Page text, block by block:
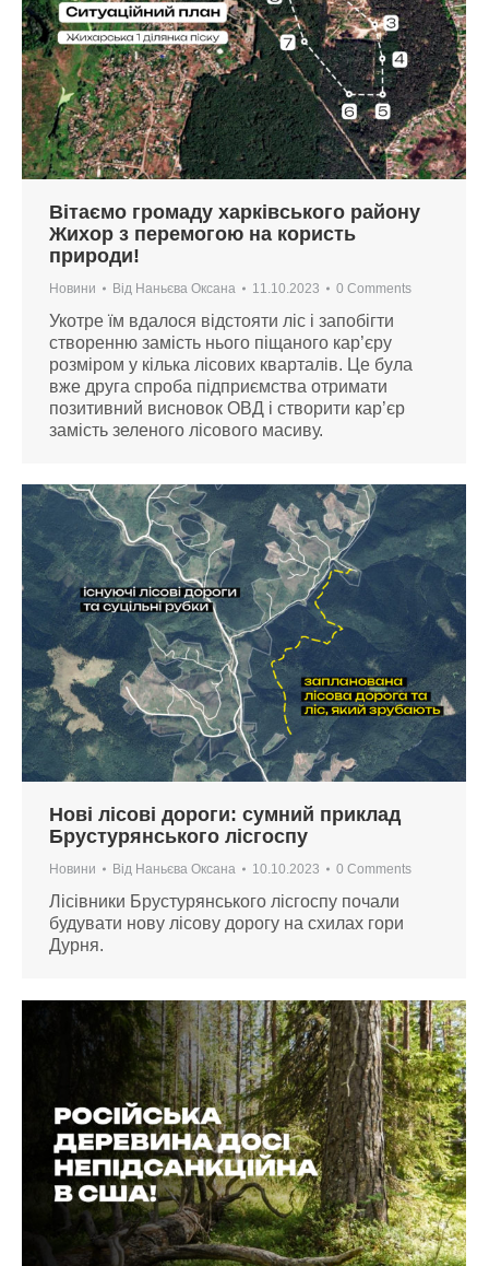
Вітаємо громаду харківського району
Жихор з перемогою на користь
природи!
Новини Від Наньєва Оксана 11.10.2023 0 Comments
Укотре їм вдалося відстояти ліс і запобігти
створенню замість нього піщаного кар’єру
розміром у кілька лісових кварталів. Це була
вже друга спроба підприємства отримати
позитивний висновок ОВД і створити кар’єр
замість зеленого лісового масиву.
Нові лісові дороги: сумний приклад
Брустурянського лісгоспу
Новини Від Наньєва Оксана 10.10.2023 0 Comments
Лісівники Брустурянського лісгоспу почали
будувати нову лісову дорогу на схилах гори
Дурня.